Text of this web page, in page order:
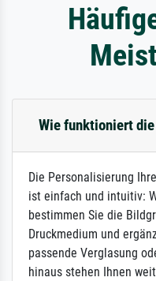
Wie funktioniert
Die Personalisierung
ist einfach und intuitiv:
bestimmen Sie die
Druckmedium und
passende Verglasung
hinaus stehen Ihnen